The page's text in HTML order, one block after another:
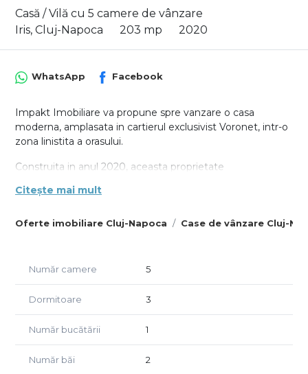
Casă / Vilă cu 5 camere de vânzare
Iris, Cluj-Napoca
203 mp 2020
Oferte imobiliare Cluj-Napoca Case de vânzare Cluj-
WhatsApp Facebook
Impakt Imobiliare va propune spre vanzare o casa
moderna, amplasata in cartierul exclusivist Voronet, intr-o
zona linistita a orasului.
Construita in anul 2020, aceasta proprietate
atentia deosebita acordata detaliilor. Cu o suprafata utila
generoase, luminoase si perfect compartimentate pentru
Proprietatea dispune de garaj spatios, incalzire in
climat optim in orice anotimp. Livingul este generos si
Bucataria, cu design modern si linii minimaliste, este
generatie, oferind un spatiu functional si placut.
Citește mai mult
Număr camere 5
Dormitoare 3
Număr bucătării 1
Număr băi 2